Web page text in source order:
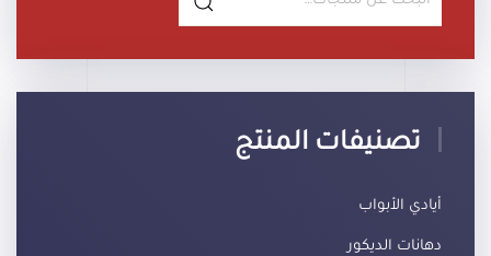
تصنيفات المنتج
أيادي الأبواب
دهانات الديكور